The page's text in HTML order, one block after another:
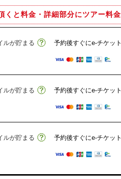
くと料金・詳細部分にツアー料
ルが貯まる
予約後すぐにe-チケッ
ルが貯まる
予約後すぐにe-チケッ
ルが貯まる
予約後すぐにe-チケッ